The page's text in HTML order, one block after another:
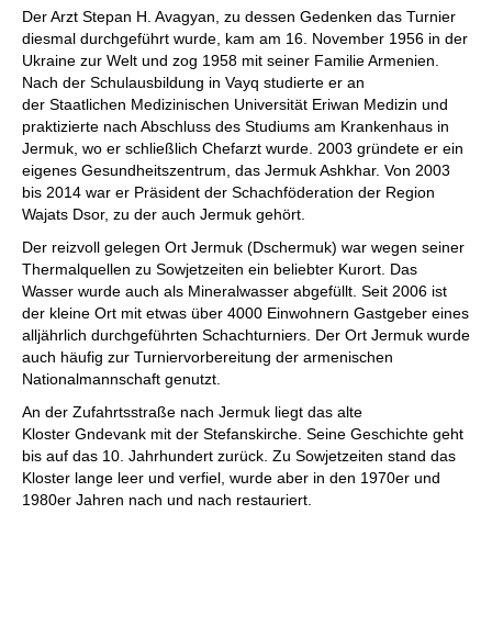
Der Arzt Stepan H. Avagyan, zu dessen Gedenken das Turnier
diesmal durchgeführt wurde, kam am 16. November 1956 in der
Ukraine zur Welt und zog 1958 mit seiner Familie Armenien.
Nach der Schulausbildung in Vayq studierte er an
der Staatlichen Medizinischen Universität Eriwan Medizin und
praktizierte nach Abschluss des Studiums am Krankenhaus in
Jermuk, wo er schließlich Chefarzt wurde. 2003 gründete er ein
eigenes Gesundheitszentrum, das Jermuk Ashkhar. Von 2003
bis 2014 war er Präsident der Schachföderation der Region
Wajats Dsor, zu der auch Jermuk gehört.
Der reizvoll gelegen Ort Jermuk (Dschermuk) war wegen seiner
Thermalquellen zu Sowjetzeiten ein beliebter Kurort. Das
Wasser wurde auch als Mineralwasser abgefüllt. Seit 2006 ist
der kleine Ort mit etwas über 4000 Einwohnern Gastgeber eines
alljährlich durchgeführten Schachturniers. Der Ort Jermuk wurde
auch häufig zur Turniervorbereitung der armenischen
Nationalmannschaft genutzt.
An der Zufahrtsstraße nach Jermuk liegt das alte
Kloster Gndevank mit der Stefanskirche. Seine Geschichte geht
bis auf das 10. Jahrhundert zurück. Zu Sowjetzeiten stand das
Kloster lange leer und verfiel, wurde aber in den 1970er und
1980er Jahren nach und nach restauriert.